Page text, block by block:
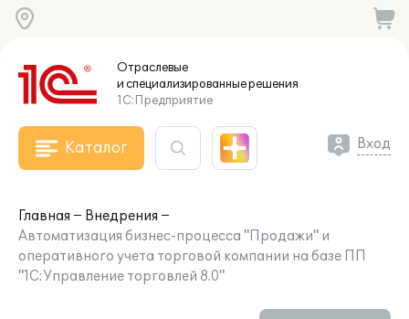
Отраслевые
и специализированныерешения
1С:Предприятие
Каталог Вход
Главная
Внедрения
Автоматизация бизнес-процесса "Продажи" и
оперативного учета торговой компании на базе ПП
"1С:Управление торговлей 8.0"